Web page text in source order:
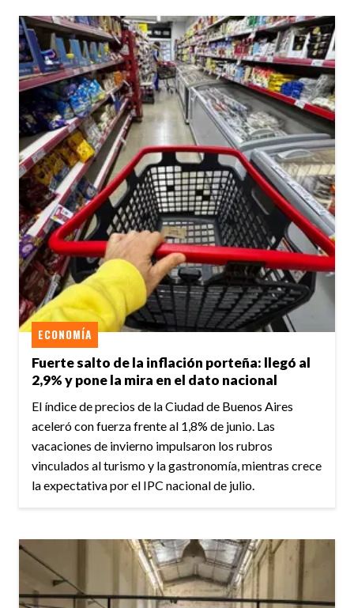
Fuerte salto de la inflación porteña: llegó al
2,9% y pone la mira en el dato nacional
ECONOMÍA
El índice de precios de la Ciudad de Buenos Aires
aceleró con fuerza frente al 1,8% de junio. Las
vacaciones de invierno impulsaron los rubros
vinculados al turismo y la gastronomía, mientras crece
la expectativa por el IPC nacional de julio.